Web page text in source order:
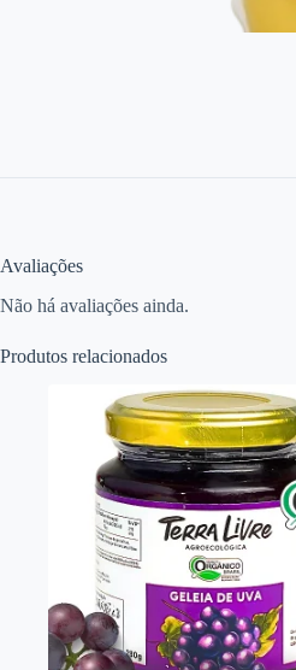
Avaliações
Não há avaliações ainda.
Produtos relacionados